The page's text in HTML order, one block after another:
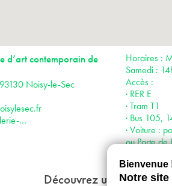
d’art contemporain de
Noisy-le-Sec
…
Horaires :
Samedi :
Accès :
· RER E
· Tram T1
· Bus 105,
· Voiture :
ou Porte de
Découvrez une autre